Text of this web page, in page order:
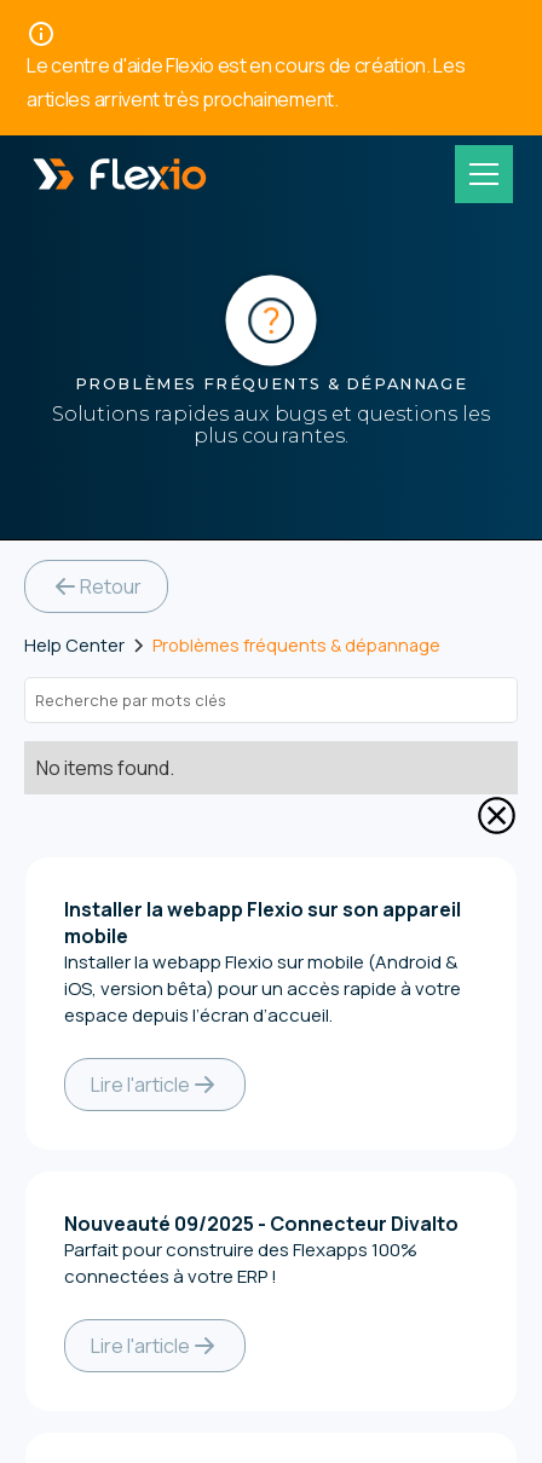
Le centre d'aide Flexio est en cours de création. Les
articles arrivent très prochainement.
PROBLÈMES FRÉQUENTS & DÉPANNAGE
Solutions rapides aux bugs et questions les
plus courantes.
Retour
Help Center Problèmes fréquents & dépannage
No items found.
Installer la webapp Flexio sur son appareil
mobile
Installer la webapp Flexio sur mobile (Android &
iOS, version bêta) pour un accès rapide à votre
espace depuis l’écran d’accueil.
Lire l'article
Nouveauté 09/2025 - Connecteur Divalto
Parfait pour construire des Flexapps 100%
connectées à votre ERP !
Lire l'article